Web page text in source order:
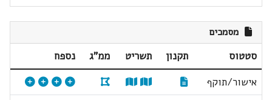
מסמכים
סטטוס תקנון תשריט ממ"ג
נספח
אישור/תוקף